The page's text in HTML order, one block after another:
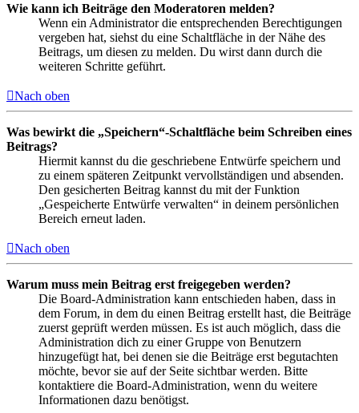
Wie kann ich Beiträge den Moderatoren melden?
Wenn ein Administrator die entsprechenden Berechtigungen
vergeben hat, siehst du eine Schaltfläche in der Nähe des
Beitrags, um diesen zu melden. Du wirst dann durch die
weiteren Schritte geführt.
Nach oben
Was bewirkt die „Speichern“-Schaltfläche beim Schreiben eines
Beitrags?
Hiermit kannst du die geschriebene Entwürfe speichern und
zu einem späteren Zeitpunkt vervollständigen und absenden.
Den gesicherten Beitrag kannst du mit der Funktion
„Gespeicherte Entwürfe verwalten“ in deinem persönlichen
Bereich erneut laden.
Nach oben
Warum muss mein Beitrag erst freigegeben werden?
Die Board-Administration kann entschieden haben, dass in
dem Forum, in dem du einen Beitrag erstellt hast, die Beiträge
zuerst geprüft werden müssen. Es ist auch möglich, dass die
Administration dich zu einer Gruppe von Benutzern
hinzugefügt hat, bei denen sie die Beiträge erst begutachten
möchte, bevor sie auf der Seite sichtbar werden. Bitte
kontaktiere die Board-Administration, wenn du weitere
Informationen dazu benötigst.